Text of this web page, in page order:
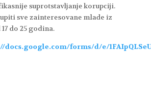
suprotstavljanje korupciji.
sve zainteresovane mlade iz
do 25 godina.
docs.google.com/forms/d/e/